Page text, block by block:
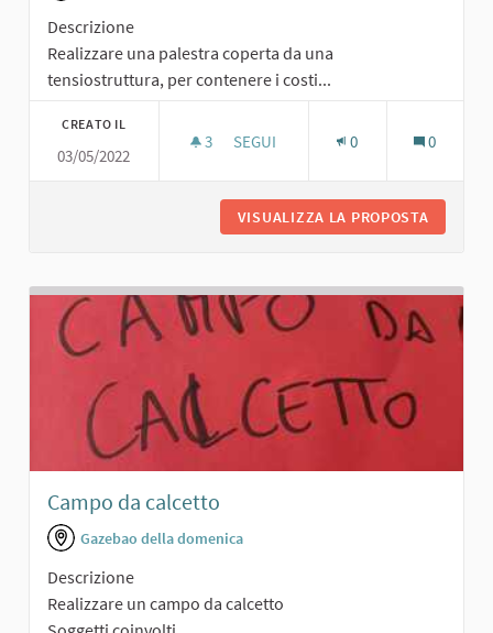
Descrizione
Realizzare una palestra coperta da una
tensiostruttura, per contenere i costi...
CREATO IL
03/05/2022
3 3 SOSTENITORI
SEGUI 0 0
VISUALIZZA LA PROPOSTA
Campo da calcetto
Gazebao della domenica
Descrizione
Realizzare un campo da calcetto